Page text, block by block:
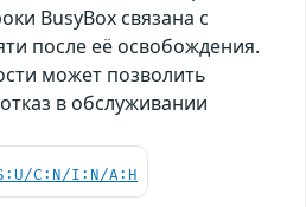
BusyBox связана с
после её освобождения.
может позволить
в обслуживании
C:N/I:N/A:H